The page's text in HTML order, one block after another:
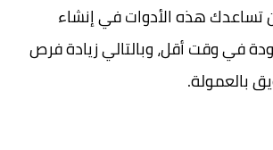
تساعدك هذه الأدوات في إنشاء
في وقت أقل، وبالتالي زيادة فرص
بالعمولة.